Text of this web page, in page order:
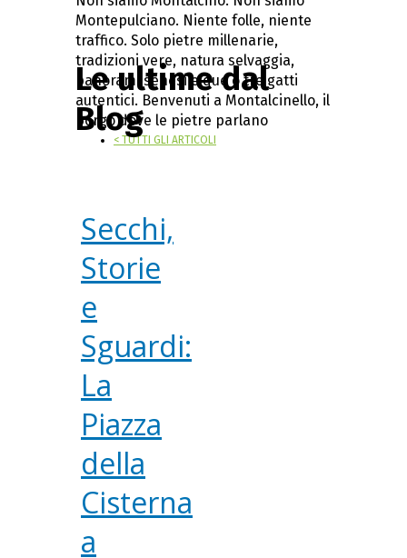
Montepulciano. Niente folle, niente
traffico. Solo pietre millenarie,
tradizioni vere, natura selvaggia,
panorami senesi e due o tre gatti
autentici. Benvenuti a Montalcinello, il
borgo dove le pietre parlano
< TUTTI GLI ARTICOLI
Le ultime dal
Blog
Secchi,
Storie
e
Sguardi:
La
Piazza
della
Cisterna
a